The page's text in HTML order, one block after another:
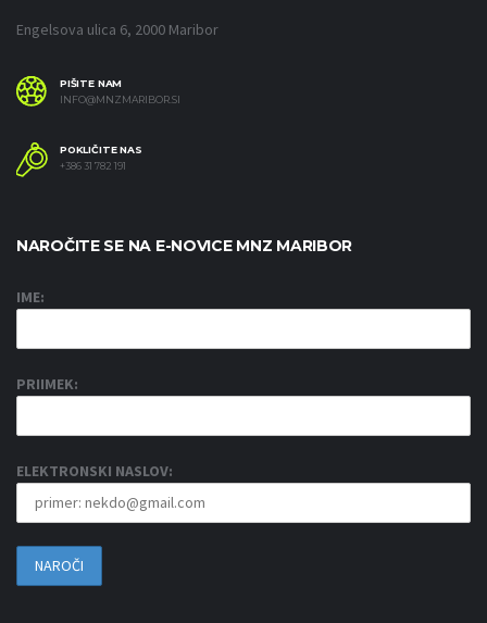
Engelsova ulica 6, 2000 Maribor
PIŠITE NAM
INFO@MNZMARIBOR.SI
POKLIČITE NAS
+386 31 782 191
NAROČITE SE NA E-NOVICE MNZ MARIBOR
IME:
PRIIMEK:
ELEKTRONSKI NASLOV: